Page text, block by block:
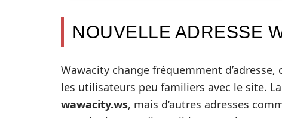
NOUVELLE ADRESSE
Wawacity change fréquemment
les utilisateurs peu familiers avec le site.
wawacity.ws, mais d’autres adresses